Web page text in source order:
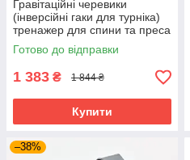
Гравітаційні черевики
(інверсійні гаки для турніка)
тренажер для спини та преса
OSPORT Lite Black (OF-0009)
Готово до відправки
1 383 ₴ 1 844 ₴
Купити
–38%